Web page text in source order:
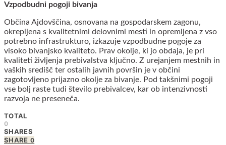
Vzpodbudni pogoji bivanja
Občina Ajdovščina, osnovana na gospodarskem zagonu,
okrepljena s kvalitetnimi delovnimi mesti in opremljena z vso
potrebno infrastrukturo, izkazuje vzpodbudne pogoje za
visoko bivanjsko kvaliteto. Prav okolje, ki jo obdaja, je pri
kvaliteti življenja prebivalstva ključno. Z urejanjem mestnih in
vaških središč ter ostalih javnih površin je v občini
zagotovljeno prijazno okolje za bivanje. Pod takšnimi pogoji
vse bolj raste tudi število prebivalcev, kar ob intenzivnosti
razvoja ne preseneča.
TOTAL
0
SHARES
SHARE 0